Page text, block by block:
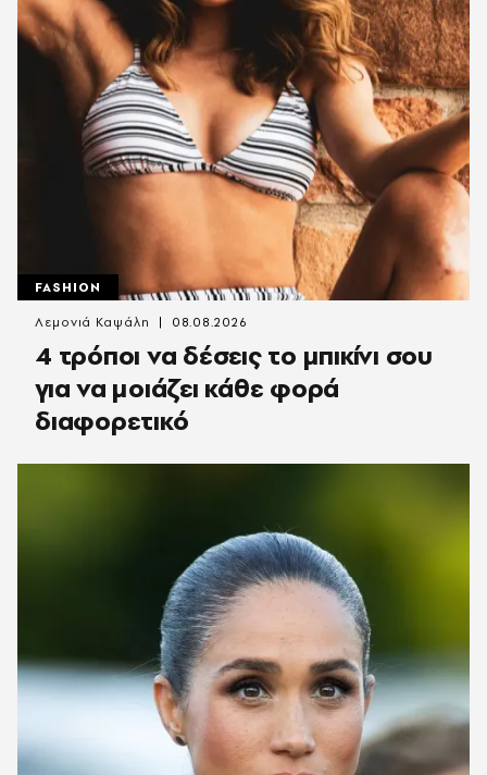
FASHION
4 τρόποι να δέσεις το μπικίνι σου
για να μοιάζει κάθε φορά
διαφορετικό
Λεμονιά Καψάλη 08.08.2026